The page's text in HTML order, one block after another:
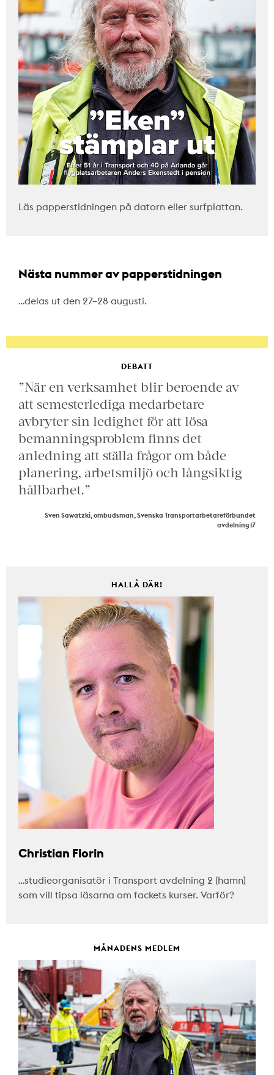
Läs papperstidningen på datorn eller surfplattan.
Nästa nummer av papperstidningen
…delas ut den 27–28 augusti.
DEBATT
”När en verksamhet blir beroende av
att semesterlediga medarbetare
avbryter sin ledighet för att lösa
bemanningsproblem finns det
anledning att ställa frågor om både
planering, arbetsmiljö och långsiktig
hållbarhet.”
Sven Sawatzki, ombudsman, Svenska Transportarbetareförbundet
avdelning 17
HALLÅ DÄR!
Christian Florin
…studieorganisatör i Transport avdelning 2 (hamn)
som vill tipsa läsarna om fackets kurser. Varför?
MÅNADENS MEDLEM